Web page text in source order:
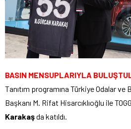
BASIN MENSUPLARIYLA
Tanıtım programına Türkiye Odalar ve
Başkanı M. Rifat Hisarcıklıoğlu ile TOGG
Karakaşda katıldı.